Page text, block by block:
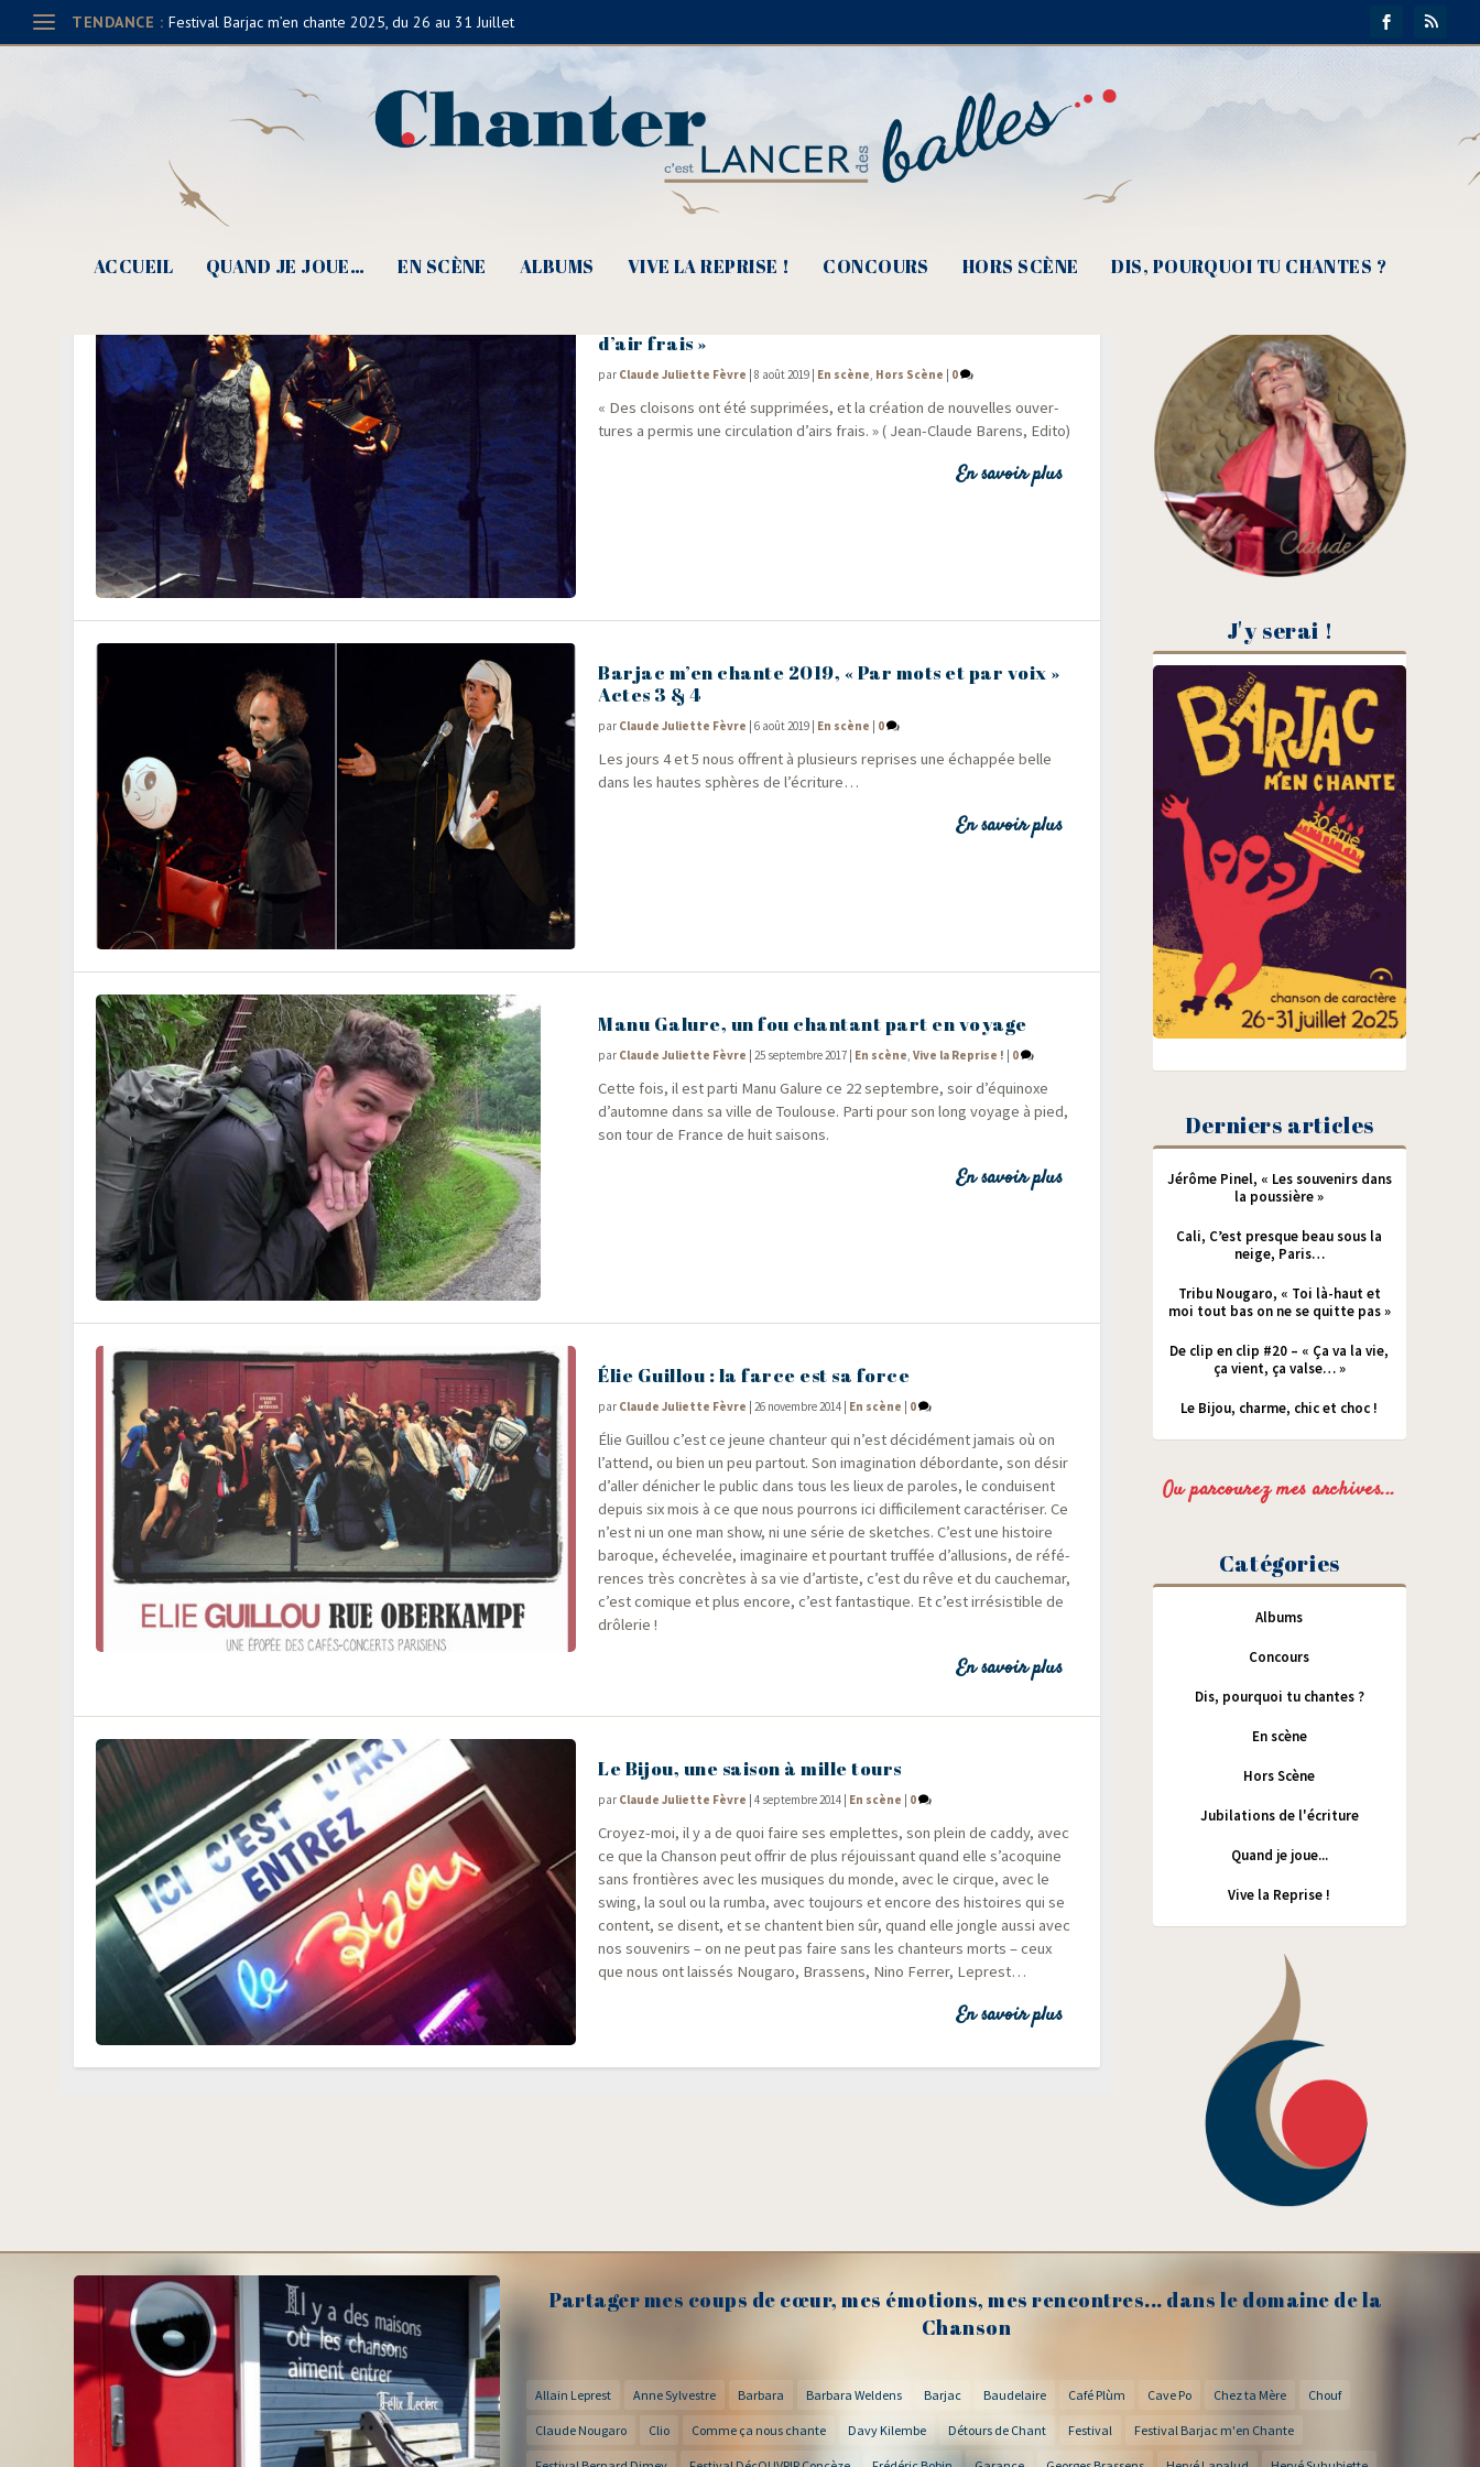
TENDANCE : Festival Barjac m’en chante 2025, du 26 au 31 Juillet
ACCUEIL QUAND JE JOUE… EN SCÈNE ALBUMS VIVE LA REPRISE ! CONCOURS HORS SCÈNE DIS, POURQUOI TU CHANTES ?
d’air frais »
par Claude Juliette Fèvre |8 août 2019 En scène, Hors Scène 0
« Des cloi­sons ont été sup­pri­mées, et la créa­tion de nou­velles ouver­
tures a per­mis une cir­cu­la­tion d’airs frais. » ( Jean-Claude Barens, Edito)
En savoir plus
Barjac m’en chante 2019, « Par mots et par voix »
Actes 3 & 4
par Claude Juliette Fèvre |6 août 2019 En scène 0
Les jours 4 et 5 nous offrent à plu­sieurs reprises une échap­pée belle
dans les hautes sphères de l’écriture…
En savoir plus
Manu Galure, un fou chantant part en voyage
par Claude Juliette Fèvre |25 septembre 2017 En scène,Vive la Reprise ! 0
Cette fois, il est par­ti Manu Galure ce 22 sep­tembre, soir d’équinoxe
d’automne dans sa ville de Tou­louse. Par­ti pour son long voyage à pied,
son tour de France de huit saisons.
En savoir plus
Élie Guillou : la farce est sa force
par Claude Juliette Fèvre |26 novembre 2014 En scène 0
Élie Guillou c’est ce jeune chan­teur qui n’est déci­dé­ment jamais où on
l’attend, ou bien un peu par­tout. Son ima­gi­na­tion débor­dante, son désir
d’aller déni­cher le public dans tous les lieux de paroles, le conduisent
depuis six mois à ce que nous pour­rons ici dif­fi­ci­le­ment carac­té­ri­ser. Ce
n’est ni un one man show, ni une série de sketches. C’est une his­toire
baroque, éche­ve­lée, ima­gi­naire et pour­tant truf­fée d’allusions, de réfé­
rences très concrètes à sa vie d’artiste, c’est du rêve et du cau­che­mar,
c’est comique et plus encore, c’est fan­tas­tique. Et c’est irré­sis­tible de
drôlerie !
En savoir plus
Le Bijou, une saison à mille tours
par Claude Juliette Fèvre |4 septembre 2014 En scène 0
Croyez-moi, il y a de quoi faire ses emplettes, son plein de cad­dy, avec
ce que la Chan­son peut offrir de plus réjouis­sant quand elle s’acoquine
sans fron­tières avec les musiques du monde, avec le cirque, avec le
swing, la soul ou la rum­ba, avec tou­jours et encore des his­toires qui se
content, se disent, et se chantent bien sûr, quand elle jongle aus­si avec
nos sou­ve­nirs – on ne peut pas faire sans les chan­teurs morts – ceux
que nous ont lais­sés Nou­ga­ro, Bras­sens, Nino Fer­rer, Leprest…
En savoir plus
J'y serai !
Derniers articles
Jérôme Pinel, « Les souvenirs dans
la poussière »
Cali, C’est presque beau sous la
neige, Paris…
Tribu Nougaro, « Toi là-haut et
moi tout bas on ne se quitte pas »
De clip en clip #20 – « Ça va la vie,
ça vient, ça valse… »
Le Bijou, charme, chic et choc !
Ou parcourez mes archives...
Catégories
Albums
Concours
Dis, pourquoi tu chantes ?
En scène
Hors Scène
Jubilations de l'écriture
Quand je joue...
Vive la Reprise !
Partager mes coups de cœur, mes émotions, mes rencontres... dans le domaine de la
Chanson
Allain Leprest Anne Sylvestre Barbara Barbara Weldens Barjac Baudelaire Café Plùm Cave Po Chez ta Mère Chouf
Claude Nougaro Clio Comme ça nous chante Davy Kilembe Détours de Chant Festival Festival Barjac m'en Chante